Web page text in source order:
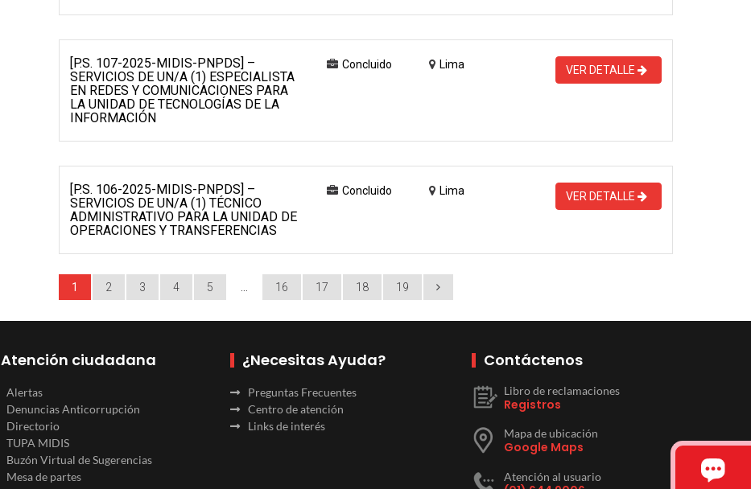
[P.S. 107-2025-MIDIS-PNPDS] –
SERVICIOS DE UN/A (1) ESPECIALISTA
EN REDES Y COMUNICACIONES PARA
LA UNIDAD DE TECNOLOGÍAS DE LA
INFORMACIÓN
Concluido Lima VER DETALLE
[P.S. 106-2025-MIDIS-PNPDS] –
SERVICIOS DE UN/A (1) TÉCNICO
ADMINISTRATIVO PARA LA UNIDAD DE
OPERACIONES Y TRANSFERENCIAS
Concluido Lima VER DETALLE
1 2 3 4 5 16 17 18 19
Atención ciudadana
Alertas
Denuncias Anticorrupción
Directorio
TUPA MIDIS
Buzón Virtual de Sugerencias
Mesa de partes
¿Necesitas Ayuda?
Preguntas Frecuentes
Centro de atención
Links de interés
Contáctenos
Libro de reclamaciones
Registros
Mapa de ubicación
Google Maps
Atención al usuario